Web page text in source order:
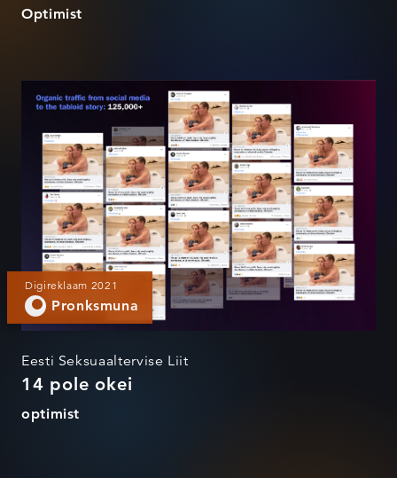
Optimist
14 pole okei
Digireklaam 2021
Pronksmuna
Eesti Seksuaaltervise Liit
14 pole okei
optimist